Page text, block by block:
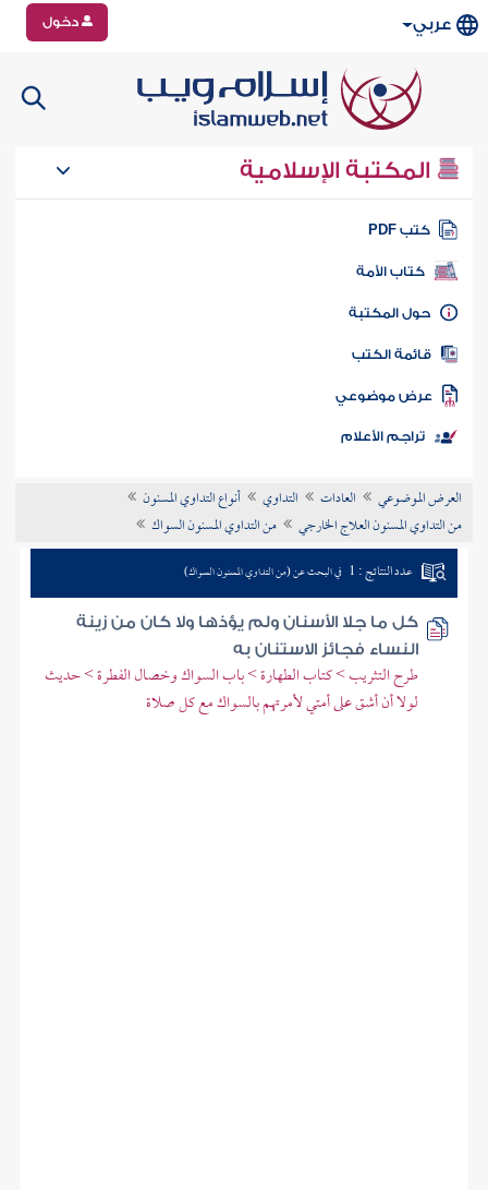
عربي دخول
المكتبة الإسلامية
كتب PDF
كتاب الأمة
المكتبة
الكتب
موضوعي
تراجم الأعلام
العرض الموضوعي العادات التداوي
أنواع التداوي المسنون
من التداوي المسنون العلاج الخارجي
من التداوي المسنون السواك
عدد النتائج : 1 في البحث عن (من التداوي المسنون السواك)
كل ما جلا الأسنان ولم يؤذها ولا كان من زينة
النساء فجائز الاستنان به
طرح التثريب > كتاب الطهارة > باب السواك وخصال الفطرة > حديث
لولا أن أشق على أمتي لأمرتهم بالسواك مع كل صلاة